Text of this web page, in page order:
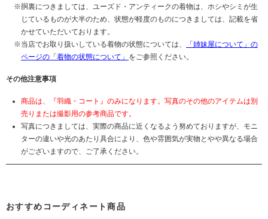
胴裏につきましては、ユーズド・アンティークの着物は、ホシやシミが生
じているものが大半のため、状態が軽度のものにつきましては、記載を省
かせていただいております。
当店でお取り扱いしている着物の状態については、
「姉妹屋について」の
ページの「着物の状態について」 をご参照ください。
その他注意事項
商品は、『羽織・コート』のみになります。写真のその他のアイテムは別
売りまたは撮影用の参考商品です。
写真につきましては、実際の商品に近くなるよう努めておりますが、モニ
ターの違いや光のあたり具合により、色や雰囲気が実物とやや異なる場合
がございますので、ご了承ください。
おすすめコーディネート商品